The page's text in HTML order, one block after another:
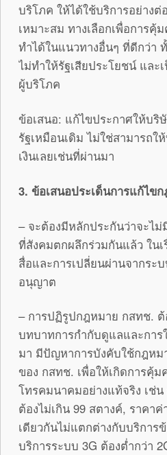
บริโภค ให้ได้ใช้บริการอย่างต่
เหมาะสม ทางเลือกเพื่อการคุ้
ทำได้ในแนวทางอื่นๆ ที่ดีกว่า
ไม่ทำให้รัฐเสียประโยชน์ แล
ผู้บริโภค
ข้อเสนอ: แก้ไขประกาศให้บริ
รัฐเหมือนเดิม ไม่ใช่สามารถใ
เงินเลยเช่นที่ผ่านมา
3. ข้อเสนอประเด็นการแก้ไข
– จะต้องมีหลักประกันว่าจะไ
ที่สังคมตกผลึกร่วมกันแล้ว ใน
สื่อและการเปลี่ยนผ่านจากระ
อนุญาต
– การปฏิรูปกฎหมาย กสทช.
บทบาทการกำกับดูแลและกา
มา มีปัญหาการบังคับใช้กฎหม
ของ กสทช. เพื่อให้เกิดการคุ้ม
โทรคมนาคมอย่างแท้จริง เช่
ต้องไม่เกิน 99 สตางค์, ราคา
เดียวกันไม่แตกต่างกับบริการ
บริการระบบ 3G ต้องต่ำกว่า